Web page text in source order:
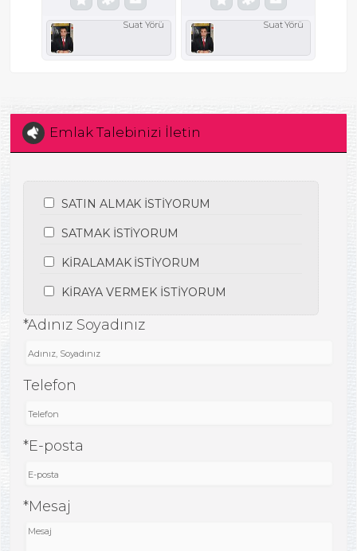
Suat Yörü Suat Yörü
Emlak Talebinizi İletin
SATIN ALMAK İSTİYORUM
SATMAK İSTİYORUM
KİRALAMAK İSTİYORUM
KİRAYA VERMEK İSTİYORUM
*Adınız Soyadınız
Telefon
*E-posta
*Mesaj